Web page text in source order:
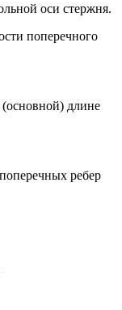
оси стержня.
поперечного
(основной) длине
ребер